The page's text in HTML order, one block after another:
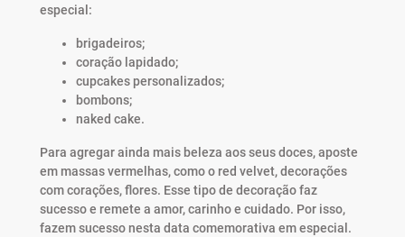
especial:
brigadeiros;
coração lapidado;
cupcakes personalizados;
bombons;
naked cake.
Para agregar ainda mais beleza aos seus doces, aposte
em massas vermelhas, como o red velvet, decorações
com corações, flores. Esse tipo de decoração faz
sucesso e remete a amor, carinho e cuidado. Por isso,
fazem sucesso nesta data comemorativa em especial.